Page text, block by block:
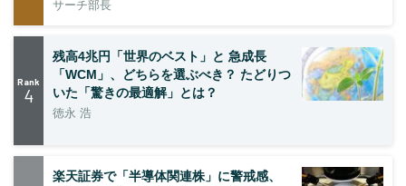
サーチ部長
Rank
4
残高4兆円「世界のベスト」と 急成長
「WCM」、どちらを選ぶべき？ たどりつ
いた「驚きの最適解」とは？
徳永 浩
楽天証券で「半導体関連株」に警戒感、